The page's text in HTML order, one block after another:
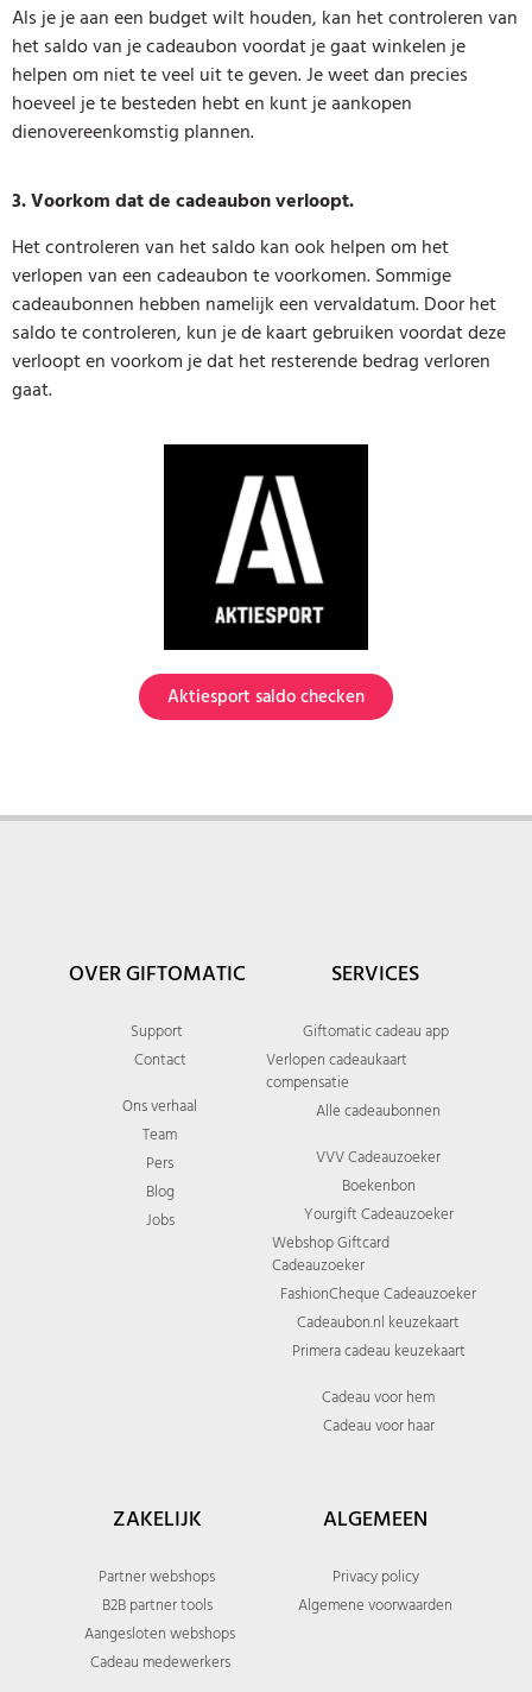
Als je je aan een budget wilt houden, kan het controleren van
het saldo van je cadeaubon voordat je gaat winkelen je
helpen om niet te veel uit te geven. Je weet dan precies
hoeveel je te besteden hebt en kunt je aankopen
dienovereenkomstig plannen.
3. Voorkom dat de cadeaubon verloopt.
Het controleren van het saldo kan ook helpen om het
verlopen van een cadeaubon te voorkomen. Sommige
cadeaubonnen hebben namelijk een vervaldatum. Door het
saldo te controleren, kun je de kaart gebruiken voordat deze
verloopt en voorkom je dat het resterende bedrag verloren
gaat.
Aktiesport saldo checken
OVER GIFTOMATIC
Support
Contact
Ons verhaal
Team
Pers
Blog
Jobs
SERVICES
Giftomatic cadeau app
Verlopen cadeaukaart
compensatie
Alle cadeaubonnen
VVV Cadeauzoeker
Boekenbon
Yourgift Cadeauzoeker
Webshop Giftcard
Cadeauzoeker
FashionCheque Cadeauzoeker
Cadeaubon.nl keuzekaart
Primera cadeau keuzekaart
Cadeau voor hem
Cadeau voor haar
ZAKELIJK
Partner webshops
B2B partner tools
Aangesloten webshops
Cadeau medewerkers
ALGEMEEN
Privacy policy
Algemene voorwaarden